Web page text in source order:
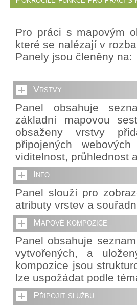
Pro práci s mapovým
které se nalézají v
Panely jsou členěny na:
Vrstvy
Panel obsahuje
základní mapovou
obsaženy vrstvy
připojených
viditelnost, průhlednost
Info
Panel slouží pro
atributy vrstev a
Mapové kompozice
Panel obsahuje
vytvořených, a
kompozice jsou
lze uspožádat podle
Připojit službu